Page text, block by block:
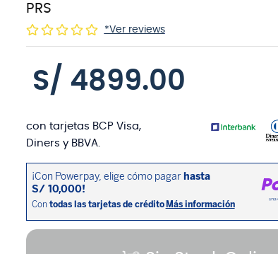
PRS
*Ver reviews
S/ 4899.00
con tarjetas BCP Visa,
Diners y BBVA.